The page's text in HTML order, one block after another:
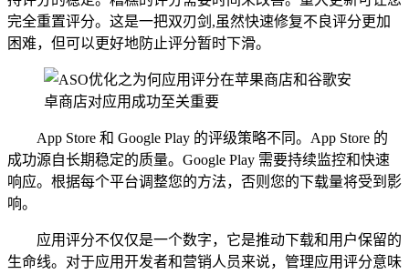
完全重置评分。这是一把双刃剑,虽然快速修复不良评分更加
困难，但可以更好地防止评分暂时下滑。
App Store 和 Google Play 的评级策略不同。App Store 的
成功源自长期稳定的质量。Google Play 需要持续监控和快速
响应。根据每个平台调整您的方法，否则您的下载量将受到影
响。
应用评分不仅仅是一个数字，它是推动下载和用户保留的
生命线。对于应用开发者和营销人员来说，管理应用评分意味